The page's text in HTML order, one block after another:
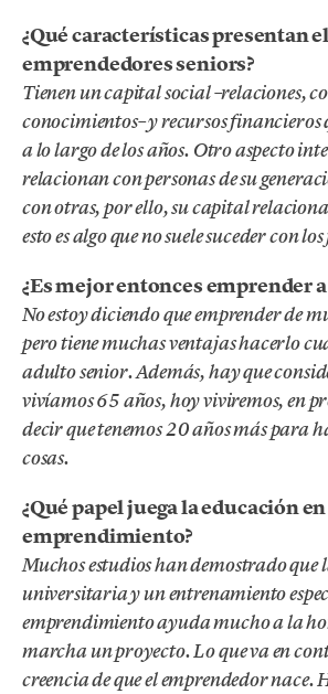
¿Qué características presentan
emprendedores seniors?
Tienen un capital social –relaciones,
conocimientos– y recursos
a lo largo de los años. Otro aspecto
relacionan con personas de su
con otras, por ello, su capital
esto es algo que no suele suceder con los
¿Es mejor entonces emprender
No estoy diciendo que emprender de
pero tiene muchas ventajas hacerlo
adulto senior. Además, hay que
vivíamos 65 años, hoy viviremos, en
decir que tenemos 20 años más para
cosas.
¿Qué papel juega la educación
emprendimiento?
Muchos estudios han demostrado que
universitaria y un entrenamiento
emprendimiento ayuda mucho a la
marcha un proyecto. Lo que va en
creencia de que el emprendedor nace.